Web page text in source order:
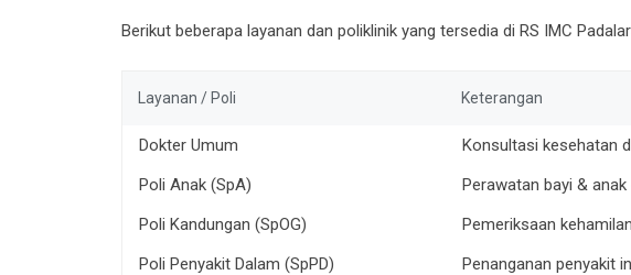
Berikut beberapa layanan dan poliklinik yang tersedia di RS IMC
Layanan / Poli Keterangan
Dokter Umum
Konsultasi kesehatan
Poli Anak (SpA)
Perawatan bayi &
Poli Kandungan (SpOG)
Pemeriksaan
Poli Penyakit Dalam (SpPD)
Penanganan penyakit